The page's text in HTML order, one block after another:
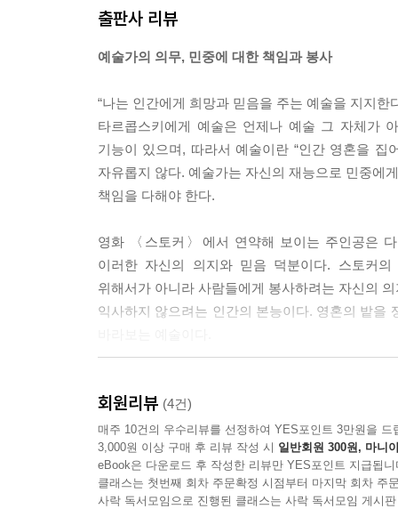
출판사 리뷰
예술가의 의무, 민중에 대한 책임과 봉사
“나는 인간에게 희망과 믿음을 주는 예술을 지지한
타르콥스키에게 예술은 언제나 예술 그 자체가
기능이 있으며, 따라서 예술이란 “인간 영혼을
자유롭지 않다. 예술가는 자신의 재능으로 민중에
책임을 다해야 한다.
영화 〈스토커〉에서 연약해 보이는 주인공은
이러한 자신의 의지와 믿음 덕분이다. 스토커
위해서가 아니라 사람들에게 봉사하려는 자신의
익사하지 않으려는 인간의 본능이다. 영혼의 밭을
타르콥스키에게 영화란 무엇인가
타르콥스키에게 영화는 민중에 봉사하기 위한 예
아니라고 강조한다. 그는 사람들이 바로 “시간
찾는다고 말한다. 영화는 “인간의 사실적 경험을
회원리뷰 (4건)
매주 10건의 우수리뷰를 선정하여 YES포인트 3만원을 드
3,000원 이상 구매 후 리뷰 작성 시 일반회원 300원, 마니
eBook은 다운로드 후 작성한 리뷰만 YES포인트 지급됩니
클래스는 첫번째 회차 주문확정 시점부터 마지막 회차 주
사락 독서모임으로 진행된 클래스는 사락 독서모임 게시